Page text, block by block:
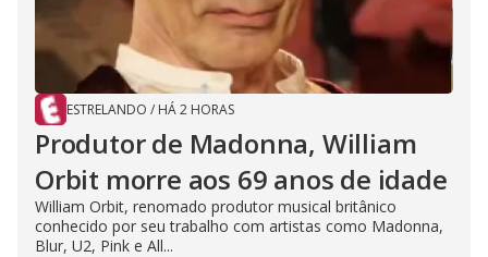
ESTRELANDO / HÁ 2 HORAS
Produtor de Madonna, William
Orbit morre aos 69 anos de idade
William Orbit, renomado produtor musical britânico
conhecido por seu trabalho com artistas como Madonna,
Blur, U2, Pink e All...